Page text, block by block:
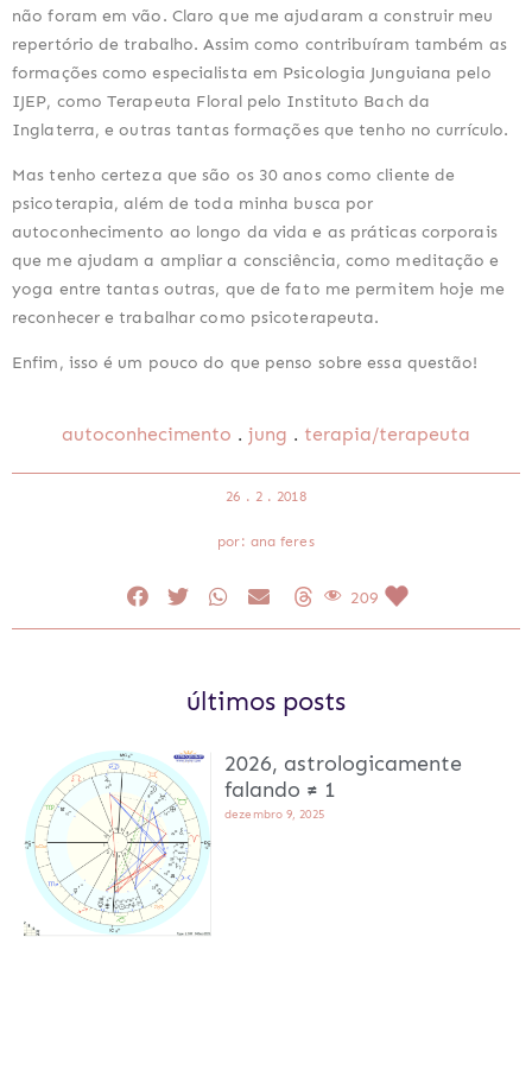
não foram em vão. Claro que me ajudaram a construir meu
repertório de trabalho. Assim como contribuíram também as
formações como especialista em Psicologia Junguiana pelo
IJEP, como Terapeuta Floral pelo Instituto Bach da
Inglaterra, e outras tantas formações que tenho no currículo.
Mas tenho certeza que são os 30 anos como cliente de
psicoterapia, além de toda minha busca por
autoconhecimento ao longo da vida e as práticas corporais
que me ajudam a ampliar a consciência, como meditação e
yoga entre tantas outras, que de fato me permitem hoje me
reconhecer e trabalhar como psicoterapeuta.
Enfim, isso é um pouco do que penso sobre essa questão!
autoconhecimento . jung . terapia/terapeuta
26 . 2 . 2018
por: ana feres
209
últimos posts
2026, astrologicamente
falando ≠ 1
dezembro 9, 2025